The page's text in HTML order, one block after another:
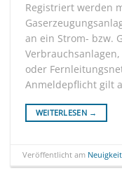
Registriert werden
an ein Strom- bzw.
oder
Anmeldepflicht gilt
WEITERLESEN →
Veröffentlicht am